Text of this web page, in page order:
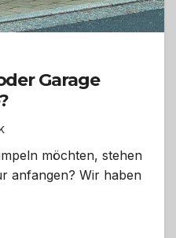
Garage
möchten, stehen
anfangen? Wir haben